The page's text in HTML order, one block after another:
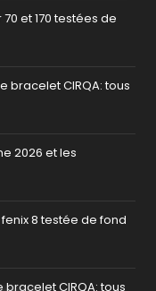
et 170 testées de
bracelet CIRQA: tous
2026 et les
fenix 8 testée de fond
CIRQA: tous